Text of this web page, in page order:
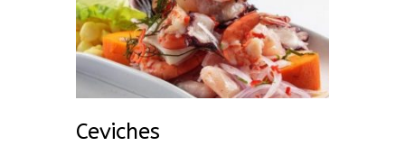
Ceviches